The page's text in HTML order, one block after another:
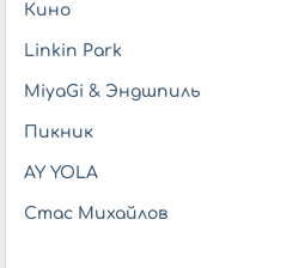
Кино
Linkin Park
MiyaGi & Эндшпиль
Пикник
AY YOLA
Стас Михайлов